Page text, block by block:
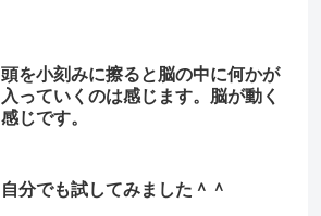
頭を小刻みに擦ると脳の中に何かが
入っていくのは感じます。脳が動く
感じです。
自分でも試してみました＾＾